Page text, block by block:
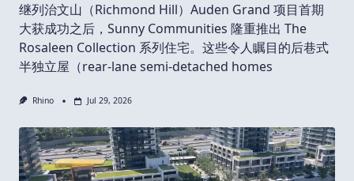
继列治文山（Richmond Hill）Auden Grand 项目首期
大获成功之后，Sunny Communities 隆重推出 The
Rosaleen Collection 系列住宅。这些令人瞩目的后巷式
半独立屋（rear-lane semi-detached homes
Rhino Jul 29, 2026